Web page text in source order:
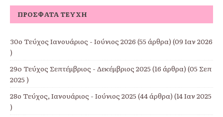
ΠΡΌΣΦΑΤΑ ΤΕΎΧΗ
30ο Τεύχος Ιανουάριος - Ιούνιος 2026 (55 άρθρα) (09 Ιαν 2026
)
29o Τεύχος Σεπτέμβριος - Δεκέμβριος 2025 (16 άρθρα) (05 Σεπ
2025 )
28ο Τεύχος, Ιανουάριος - Ιούνιος 2025 (44 άρθρα) (14 Ιαν 2025
)